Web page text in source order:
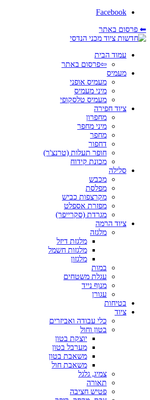
Facebook
⬅ פרסום באתר
עמוד הבית
⇦פרסום באתר
מעמיס
מעמיס אופני
מיני מעמיס
מעמיס טלסקופי
ציוד חפירה
מחפרון
מיני מחפר
מחפר
דחפור
חופר תעלות (טרנצ'ר)
מכונת קידוח
סלילה
מכבש
מפלסת
מקרצפות כביש
מפזרת אספלט
מגרדת (סקרייפר)
ציוד הרמה
מלגזה
מלגזת דיזל
מלגזות חשמל
מלגזון
במות
עגלת משטחים
מנוף נייד
עגורן
בטיחות
ציוד
כלי עבודה ואביזרים
בטון וחול
יוצקת בטון
מערבל בטון
משאבת בטון
משאבת חול
צמיג, גלגל
תאורה
פטיש חציבה